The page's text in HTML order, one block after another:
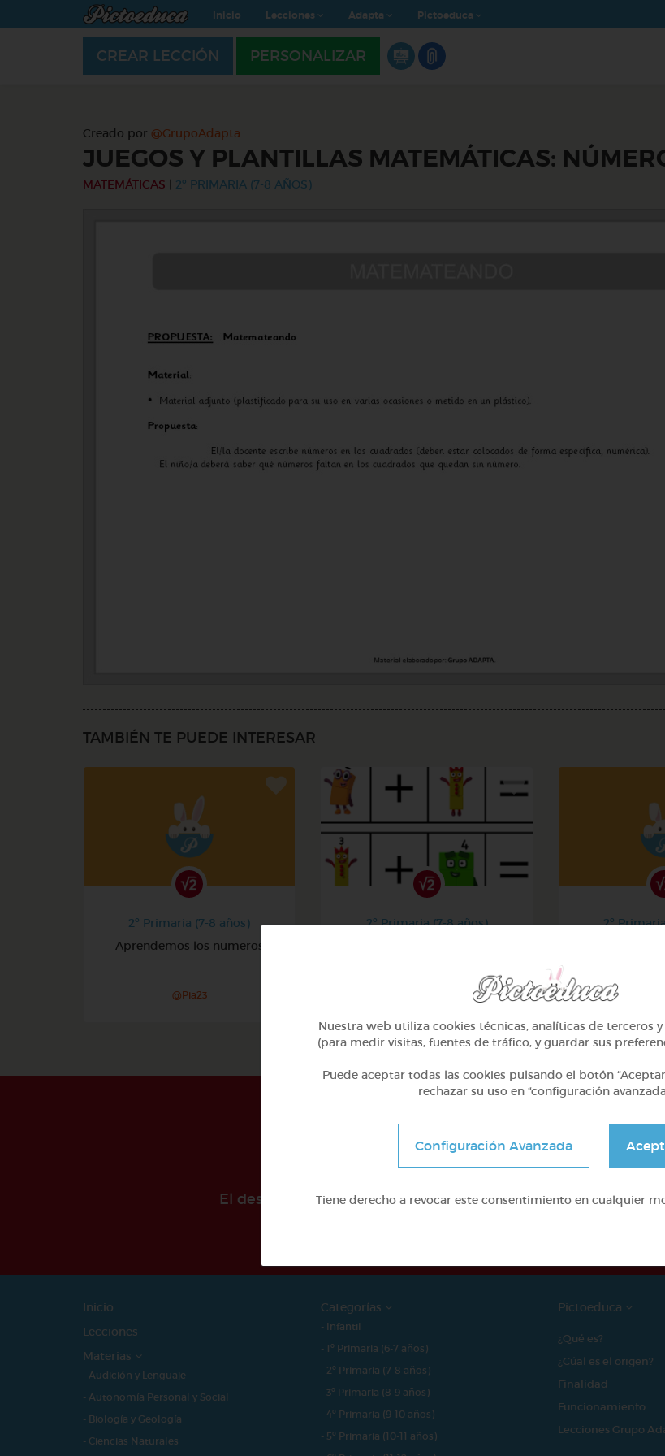
Inicio Lecciones Adapta Pictoeduca
CREAR LECCIÓN PERSONALIZAR
Creado por @GrupoAdapta
JUEGOS Y PLANTILLAS MATEMÁTICAS:
MATEMÁTICAS 2º PRIMARIA (7-8 AÑOS)
TAMBIÉN TE PUEDE INTERESAR
2º Primaria (7-8 años)
Aprendemos los numeros
@Pia23
2º Primaria (7-8 años)
2º
El desarollo de este proyecto ha sido posible gracias al
Inicio
Lecciones
Materias
- Audición y Lenguaje
- Autonomía Personal y Social
- Biología y Geología
- Ciencias Naturales
Categorías
- Infantil
- 1º Primaria (6-7 años)
- 2º Primaria (7-8 años)
- 3º Primaria (8-9 años)
- 4º Primaria (9-10 años)
- 5º Primaria (10-11 años)
Pictoeduca
¿Qué es?
¿Cúal es el origen?
Finalidad
Funcionamiento
Lecciones Grupo
Nuestra web utiliza cookies técnicas, analíticas de terceros
(para medir visitas, fuentes de tráfico, y guardar sus
Puede aceptar todas las cookies pulsando el botón
rechazar su uso en “configuración
Configuración Avanzada
Tiene derecho a revocar este consentimiento en cualquier